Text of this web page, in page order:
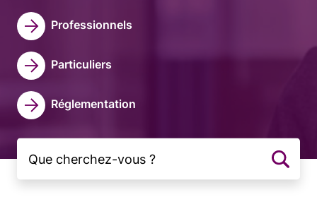
Professionnels
Particuliers
Réglementation